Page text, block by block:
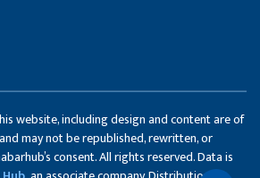
website, including design and content are of
and may not be republished, rewritten, or
consent. All rights reserved. Data is